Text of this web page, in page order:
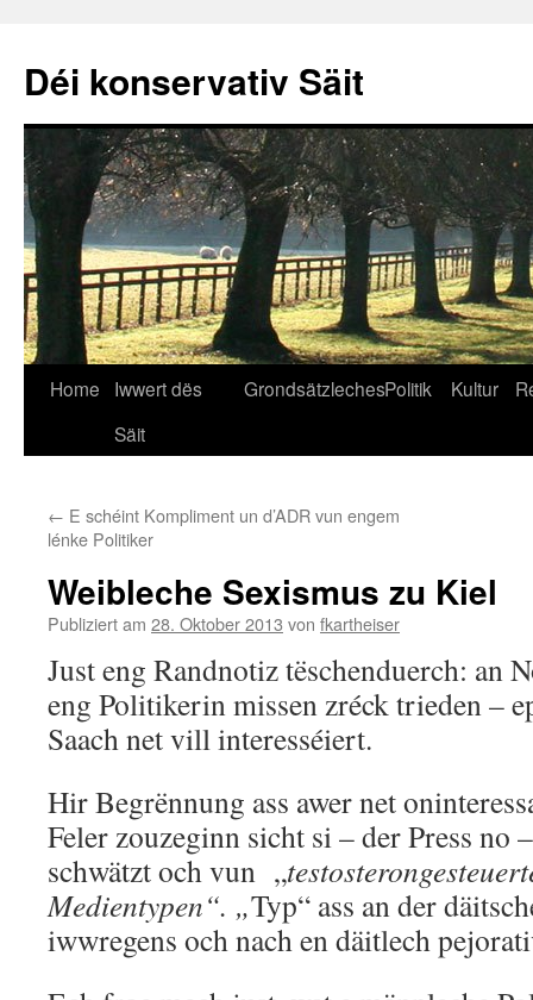
Déi konservativ Säit
Springe
Home
Iwwert dës
Säit
GrondsätzlechesPolitik Kultur
← E schéint Kompliment un d’ADR vun engem
lénke Politiker
Weibleche Sexismus zu Kiel
Publiziert am 28. Oktober 2013 von fkartheiser
Just eng Randnotiz tëschenduerch: an
eng Politikerin missen zréck trieden –
Saach net vill interesséiert.
Hir Begrënnung ass awer net
Feler zouzeginn sicht si – der Press no
schwätzt och vun „
Medientypen“. „Typ“ ass an der
iwwregens och nach en däitlech